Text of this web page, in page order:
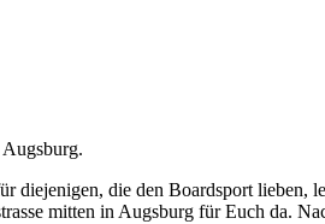
die den Boardsport lieben,
mitten in Augsburg für Euch da.